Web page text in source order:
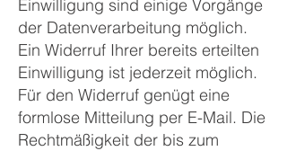
Einwilligung sind einige Vorgänge
der Datenverarbeitung möglich.
Ein Widerruf Ihrer bereits erteilten
Einwilligung ist jederzeit möglich.
Für den Widerruf genügt eine
formlose Mitteilung per E-Mail. Die
Rechtmäßigkeit der bis zum